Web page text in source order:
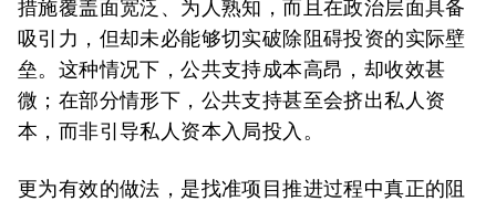
措施覆盖面宽泛、为人熟知，而且在政治层面具备
吸引力，但却未必能够切实破除阻碍投资的实际壁
垒。这种情况下，公共支持成本高昂，却收效甚
微；在部分情形下，公共支持甚至会挤出私人资
本，而非引导私人资本入局投入。
更为有效的做法，是找准项目推进过程中真正的阻